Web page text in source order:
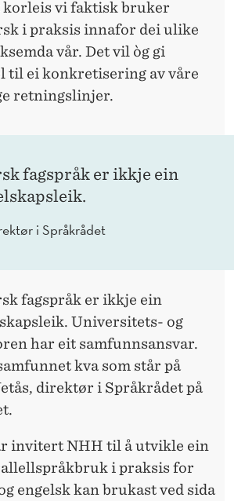
vi faktisk bruker
i praksis innafor dei ulike
vår. Det vil òg gi
til ei konkretisering av våre
retningslinjer.
fagspråk er ikkje ein
i Språkrådet
fagspråk er ikkje ein
Universitets- og
har eit samfunnsansvar.
kva som står på
direktør i Språkrådet på
invitert NHH til å utvikle ein
i praksis for
engelsk kan brukast ved sida